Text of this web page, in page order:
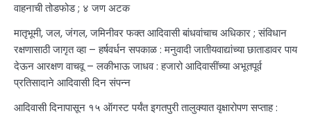
वाहनाची तोडफोड ; ४ जण अटक
मातृभूमी, जल, जंगल, जमिनीवर फक्त आदिवासी बांधवांचाच अधिकार ; संविधान
रक्षणासाठी जागृत व्हा – हर्षवर्धन सपकाळ : मनुवादी जातीयवाद्यांच्या छाताडावर पाय
देऊन आरक्षण वाचवू – लकीभाऊ जाधव : हजारो आदिवासींच्या अभूतपूर्व
प्रतिसादाने आदिवासी दिन संपन्न
आदिवासी दिनापासून १५ ऑगस्ट पर्यंत इगतपुरी तालुक्यात वृक्षारोपण सप्ताह :